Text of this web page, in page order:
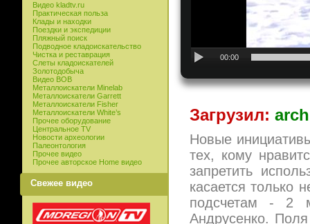
Видео kladtv.ru
Практическая польза
Клады и находки
Поездки и экспедиции
Пляжный поиск
Подводное кладоискательство
Чистка и реставрация
Слеты кладоискателей
Золотодобыча
Видео ВОВ
Металлоискатели Minelab
Металлоискатели Garrett
Металлоискатели Fisher
Металлоискатели White’s
Прочее оборудование
Центральное TV
Новости археологии
Палеонтология
Прочее видео
Прочее авторское Home видео
Свежее видео
00:00
Загрузил:
Новые
тех, кому
запретить
касается только
подсчетам - 2
Андрусенко.